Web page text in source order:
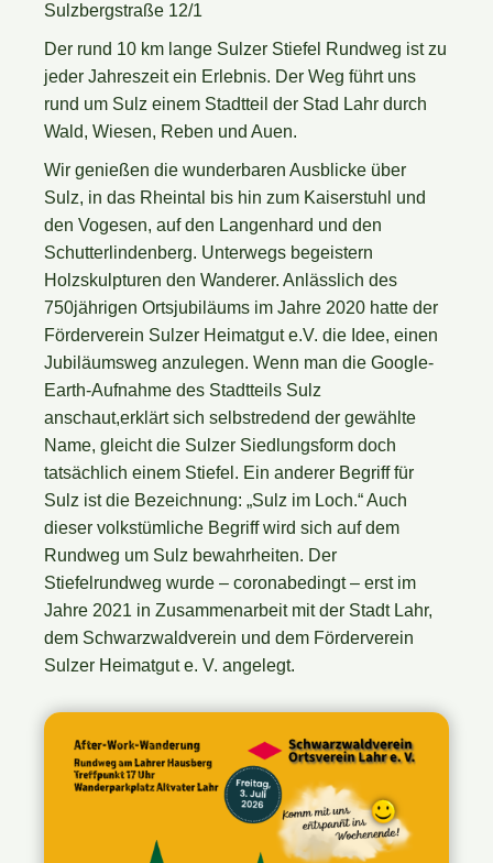
Sulzbergstraße 12/1
Der rund 10 km lange Sulzer Stiefel Rundweg ist zu
jeder Jahreszeit ein Erlebnis. Der Weg führt uns
rund um Sulz einem Stadtteil der Stad Lahr durch
Wald, Wiesen, Reben und Auen.
Wir genießen die wunderbaren Ausblicke über
Sulz, in das Rheintal bis hin zum Kaiserstuhl und
den Vogesen, auf den Langenhard und den
Schutterlindenberg. Unterwegs begeistern
Holzskulpturen den Wanderer. Anlässlich des
750jährigen Ortsjubiläums im Jahre 2020 hatte der
Förderverein Sulzer Heimatgut e.V. die Idee, einen
Jubiläumsweg anzulegen. Wenn man die Google-
Earth-Aufnahme des Stadtteils Sulz
anschaut,erklärt sich selbstredend der gewählte
Name, gleicht die Sulzer Siedlungsform doch
tatsächlich einem Stiefel. Ein anderer Begriff für
Sulz ist die Bezeichnung: „Sulz im Loch.“ Auch
dieser volkstümliche Begriff wird sich auf dem
Rundweg um Sulz bewahrheiten. Der
Stiefelrundweg wurde – coronabedingt – erst im
Jahre 2021 in Zusammenarbeit mit der Stadt Lahr,
dem Schwarzwaldverein und dem Förderverein
Sulzer Heimatgut e. V. angelegt.